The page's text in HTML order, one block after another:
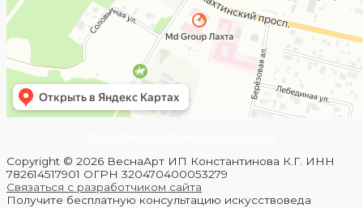
Copyright © 2026 ВеснаАрт ИП Константинова К.Г. ИНН
782614517901 ОГРН 320470400053279
Связаться с разработчиком сайта
Получите бесплатную консультацию искусствоведа